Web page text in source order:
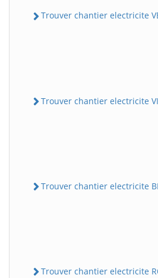
Trouver chantier electricite
Trouver chantier electricite
Trouver chantier electricite
Trouver chantier electricite